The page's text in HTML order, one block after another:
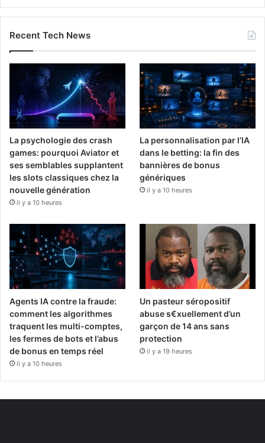
Recent Tech News
La psychologie des crash
games: pourquoi Aviator et
ses semblables supplantent
les slots classiques chez la
nouvelle génération
il y a 10 heures
La personnalisation par l’IA
dans le betting: la fin des
bannières de bonus
génériques
il y a 10 heures
Agents IA contre la fraude:
comment les algorithmes
traquent les multi-comptes,
les fermes de bots et l’abus
de bonus en temps réel
il y a 10 heures
Un pasteur séropositif
abuse s€xuellement d’un
garçon de 14 ans sans
protection
il y a 19 heures